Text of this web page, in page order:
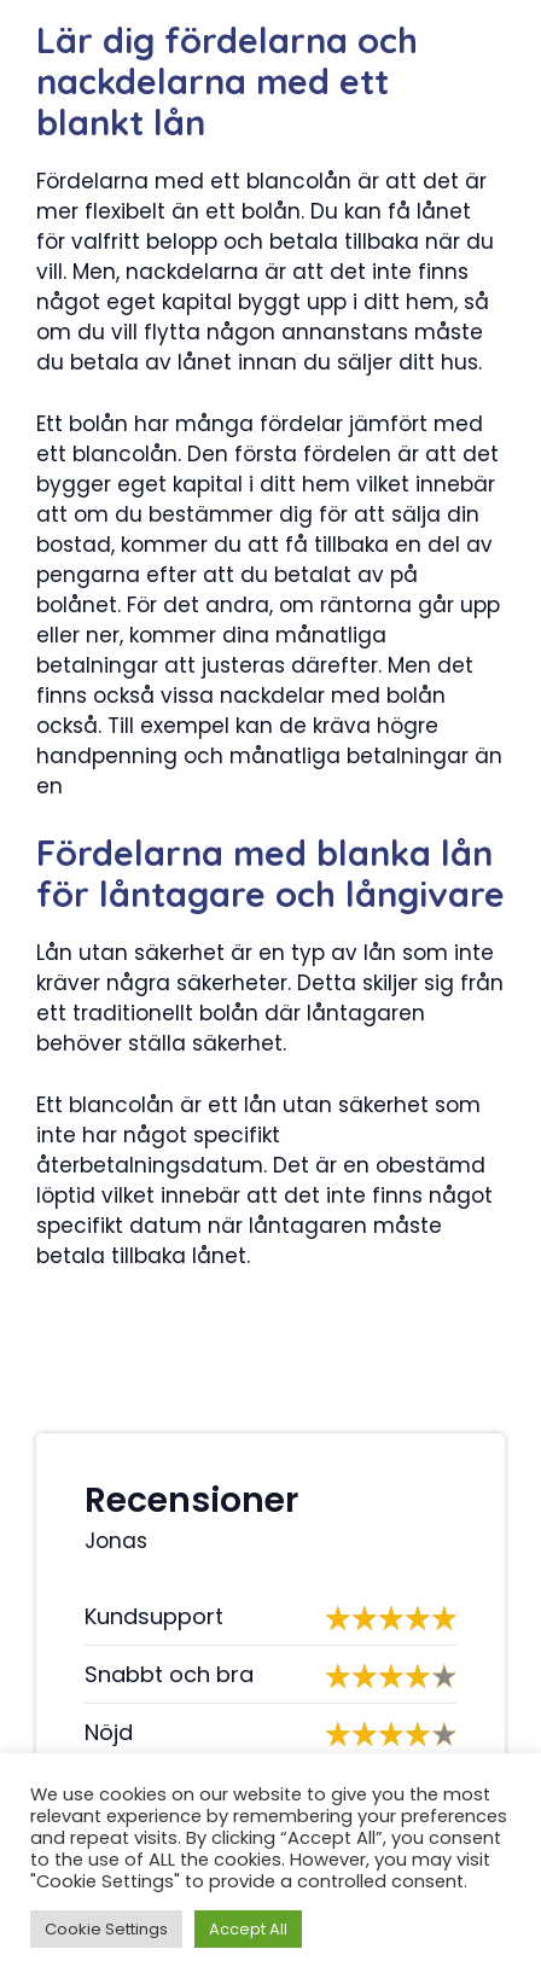
Lär dig fördelarna och
nackdelarna med ett
blankt lån
Fördelarna med ett blancolån är att det är
mer flexibelt än ett bolån. Du kan få lånet
för valfritt belopp och betala tillbaka när du
vill. Men, nackdelarna är att det inte finns
något eget kapital byggt upp i ditt hem, så
om du vill flytta någon annanstans måste
du betala av lånet innan du säljer ditt hus.
Ett bolån har många fördelar jämfört med
ett blancolån. Den första fördelen är att det
bygger eget kapital i ditt hem vilket innebär
att om du bestämmer dig för att sälja din
bostad, kommer du att få tillbaka en del av
pengarna efter att du betalat av på
bolånet. För det andra, om räntorna går upp
eller ner, kommer dina månatliga
betalningar att justeras därefter. Men det
finns också vissa nackdelar med bolån
också. Till exempel kan de kräva högre
handpenning och månatliga betalningar än
en
Fördelarna med blanka lån
för låntagare och långivare
Lån utan säkerhet är en typ av lån som inte
kräver några säkerheter. Detta skiljer sig från
ett traditionellt bolån där låntagaren
behöver ställa säkerhet.
Ett blancolån är ett lån utan säkerhet som
inte har något specifikt
återbetalningsdatum. Det är en obestämd
löptid vilket innebär att det inte finns något
specifikt datum när låntagaren måste
betala tillbaka lånet.
Recensioner
Jonas
Kundsupport
Snabbt och bra
Nöjd
Summary
Kundtjänsten är utmärkt och de
har alltid haft tålamod att svara
på alla mina frågor. Själva lånet
var riktigt snabbt och enkelt att få.
We use cookies on our website to give you the most
relevant experience by remembering your preferences
and repeat visits. By clicking “Accept All”, you consent
to the use of ALL the cookies. However, you may visit
"Cookie Settings" to provide a controlled consent.
Cookie Settings Accept All